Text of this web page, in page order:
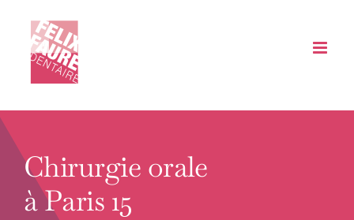
contenu
Chirurgie orale
à Paris 15